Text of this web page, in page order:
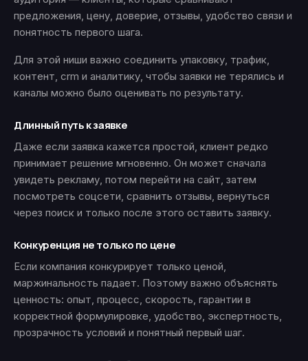
предложения, цену, доверие, отзывы, удобство связи и
понятность первого шага.
Для этой ниши важно соединить упаковку, трафик,
контент, crm и аналитику, чтобы заявки не терялись и
каналы можно было оценивать по результату.
Длинный путь к заявке
Даже если заявка кажется простой, клиент редко
принимает решение мгновенно. Он может сначала
увидеть рекламу, потом перейти на сайт, затем
посмотреть соцсети, сравнить отзывы, вернуться
через поиск и только после этого оставить заявку.
Конкуренция не только по цене
Если компания конкурирует только ценой,
маржинальность падает. Поэтому важно объяснять
ценность: опыт, процесс, скорость, гарантии в
корректной формулировке, удобство, экспертность,
прозрачность условий и понятный первый шаг.